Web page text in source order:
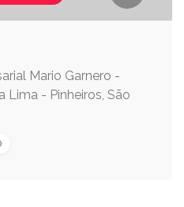
Mario Garnero -
Lima - Pinheiros, São